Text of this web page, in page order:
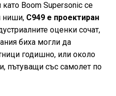
Boom Supersonic се
ниши, C949 е проектиран
оценки сочат,
биха могли да
годишно, или около
пътуващи със самолет по